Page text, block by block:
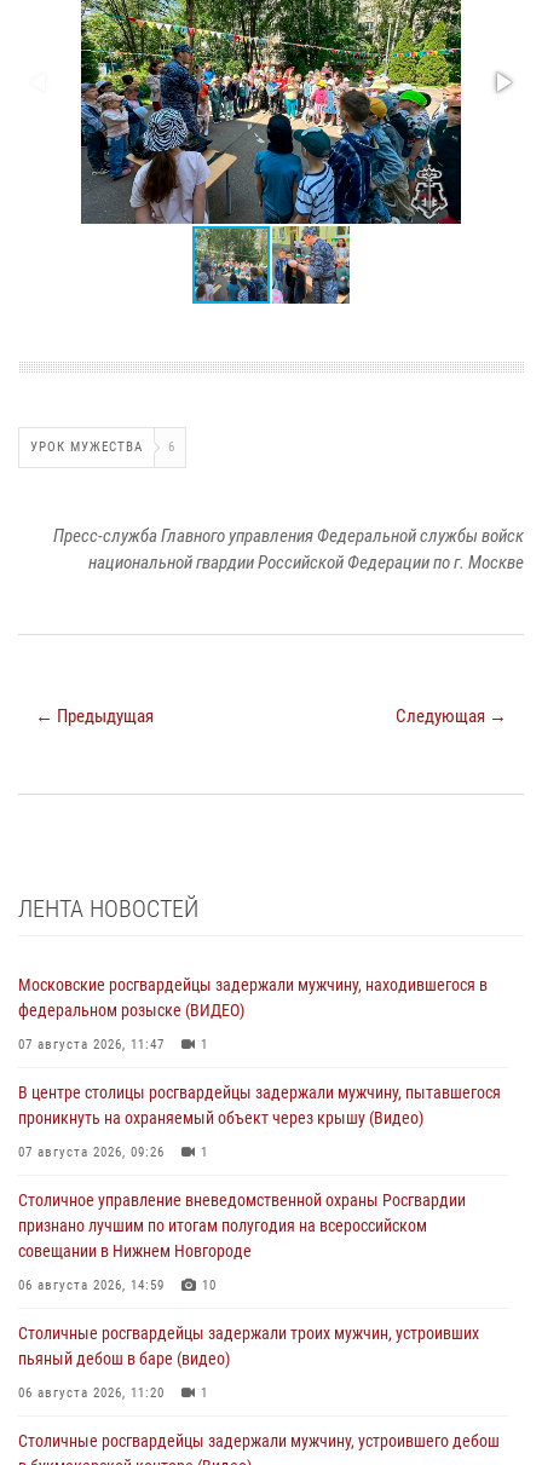
УРОК МУЖЕСТВА 6
Пресс-служба Главного управления Федеральной службы войск
национальной гвардии Российской Федерации по г. Москве
← Предыдущая Следующая →
ЛЕНТА НОВОСТЕЙ
Московские росгвардейцы задержали мужчину, находившегося в
федеральном розыске (ВИДЕО)
07 августа 2026, 11:47 1
В центре столицы росгвардейцы задержали мужчину, пытавшегося
проникнуть на охраняемый объект через крышу (Видео)
07 августа 2026, 09:26 1
Столичное управление вневедомственной охраны Росгвардии
признано лучшим по итогам полугодия на всероссийском
совещании в Нижнем Новгороде
06 августа 2026, 14:59 10
Столичные росгвардейцы задержали троих мужчин, устроивших
пьяный дебош в баре (видео)
06 августа 2026, 11:20 1
Столичные росгвардейцы задержали мужчину, устроившего дебош